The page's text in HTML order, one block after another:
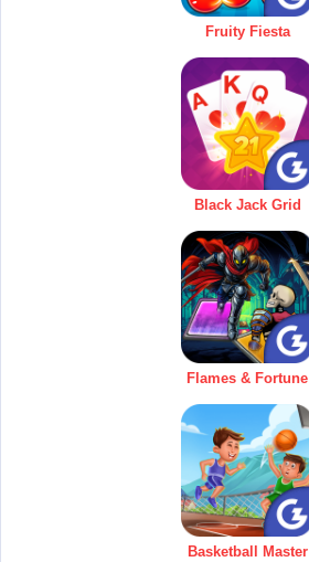
Fruity Fiesta
Black Jack Grid
Flames & Fortune
Basketball Master